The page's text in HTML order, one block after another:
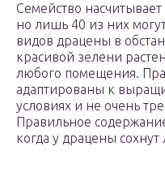
Семейство
но лишь 40 из них
видов драцены в
красивой зелени
любого помещения.
адаптированы к
условиях и не очень
Правильное
когда у драцены сохнут